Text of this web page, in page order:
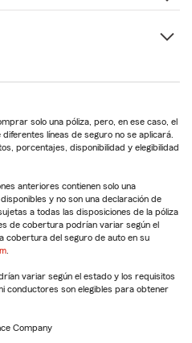
solo una póliza, pero, en ese caso, el
líneas de seguro no se aplicará.
porcentajes, disponibilidad y elegibilidad
anteriores contienen solo una
y no son una declaración de
a todas las disposiciones de la póliza
de cobertura podrían variar según el
cobertura del seguro de auto en su
variar según el estado y los requisitos
conductores son elegibles para obtener
Company